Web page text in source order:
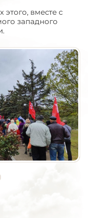
этого, вместе с
западного